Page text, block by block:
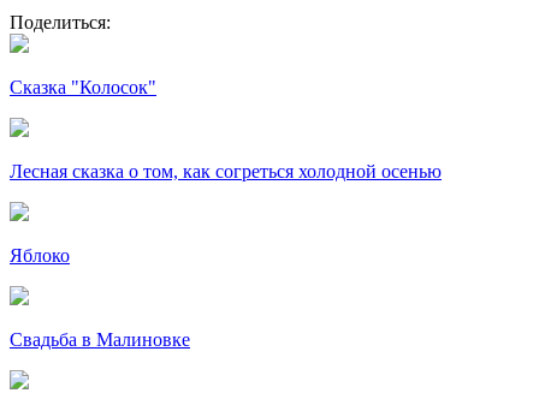
Поделиться:
Сказка "Колосок"
Лесная сказка о том, как согреться холодной осенью
Яблоко
Свадьба в Малиновке